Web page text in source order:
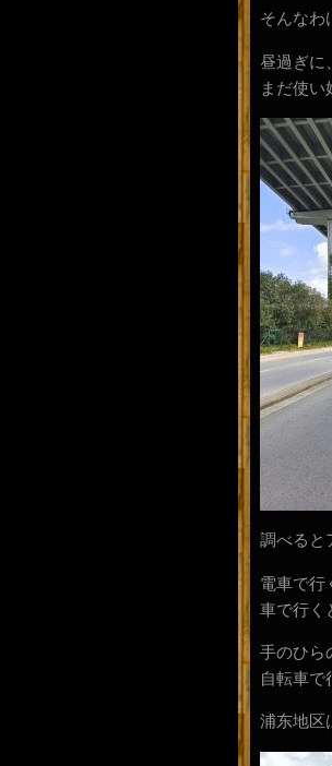
そんなわ
昼過ぎに
まだ使い
調べると
電車で行
車で行く
手のひら
自転車で
浦东地区